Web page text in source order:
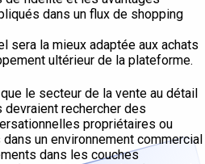
dans un flux de shopping
sera la mieux adaptée aux achats
ultérieur de la plateforme.
le secteur de la vente au détail
rechercher des
propriétaires ou
un environnement commercial
dans les couches